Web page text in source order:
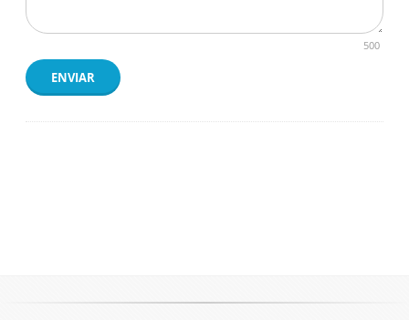
500
ENVIAR